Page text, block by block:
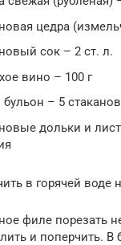
цедра
сок – 2 ст. л.
вино – 100 г
– 5 стаканов
дольки и
в горячей воде
филе порезать
и поперчить. В